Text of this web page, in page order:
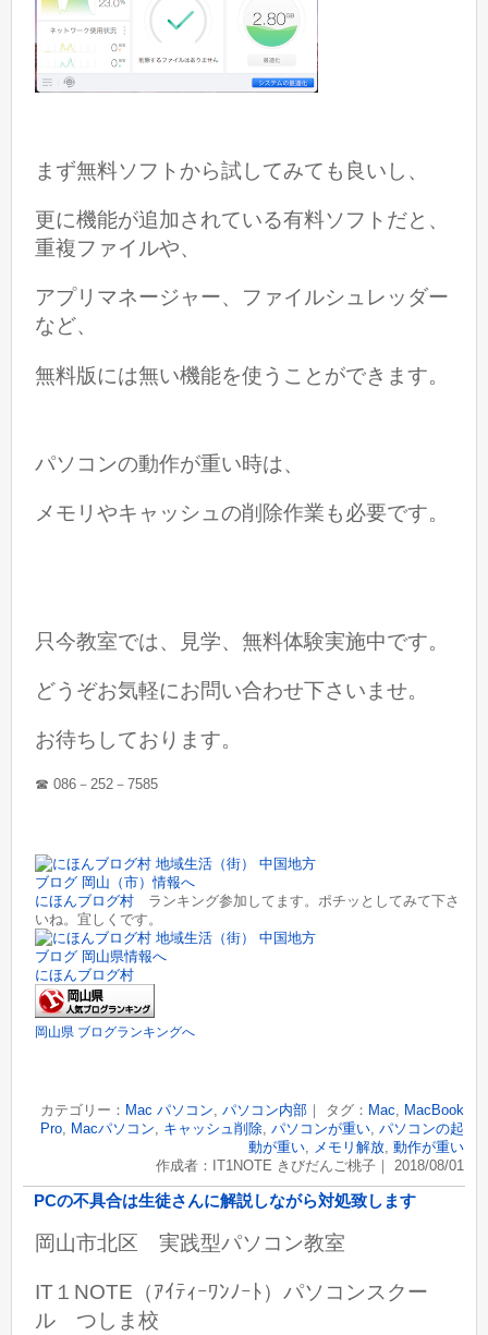
まず無料ソフトから試してみても良いし、
更に機能が追加されている有料ソフトだと、
重複ファイルや、
アプリマネージャー、ファイルシュレッダー
など、
無料版には無い機能を使うことができます。
パソコンの動作が重い時は、
メモリやキャッシュの削除作業も必要です。
只今教室では、見学、無料体験実施中です。
どうぞお気軽にお問い合わせ下さいませ。
お待ちしております。
☎︎ 086－252－7585
にほんブログ村 ランキング参加してます。ポチッとしてみて下さ
いね。宜しくです。
にほんブログ村
岡山県 ブログランキングへ
カテゴリー： Mac パソコン, パソコン内部｜ タグ： Mac, MacBook
Pro, Macパソコン, キャッシュ削除, パソコンが重い, パソコンの起
動が重い, メモリ解放, 動作が重い
作成者：IT1NOTE きびだんご桃子｜ 2018/08/01
PCの不具合は生徒さんに解説しながら対処致します
岡山市北区 実践型パソコン教室
IT１NOTE（ｱｲﾃｨｰﾜﾝﾉｰﾄ）パソコンスクー
ル つしま校